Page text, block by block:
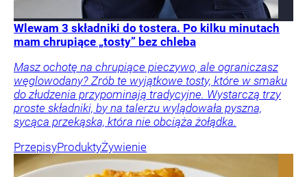
Wlewam 3 składniki do tostera. Po kilku minutach
mam chrupiące „tosty” bez chleba
Masz ochotę na chrupiące pieczywo, ale ograniczasz
węglowodany? Zrób te wyjątkowe tosty, które w smaku
do złudzenia przypominają tradycyjne. Wystarczą trzy
proste składniki, by na talerzu wylądowała pyszna,
sycąca przekąska, która nie obciąża żołądka.
PrzepisyProduktyŻywienie